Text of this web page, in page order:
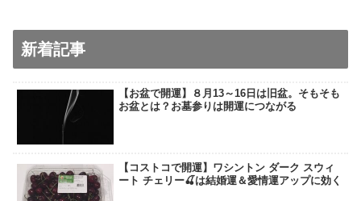
新着記事
【お盆で開運】８月13～16日は旧盆。そもそも
お盆とは？お墓参りは開運につながる
【コストコで開運】ワシントン ダーク スウィ
ート チェリー🍒は結婚運＆愛情運アップに効く